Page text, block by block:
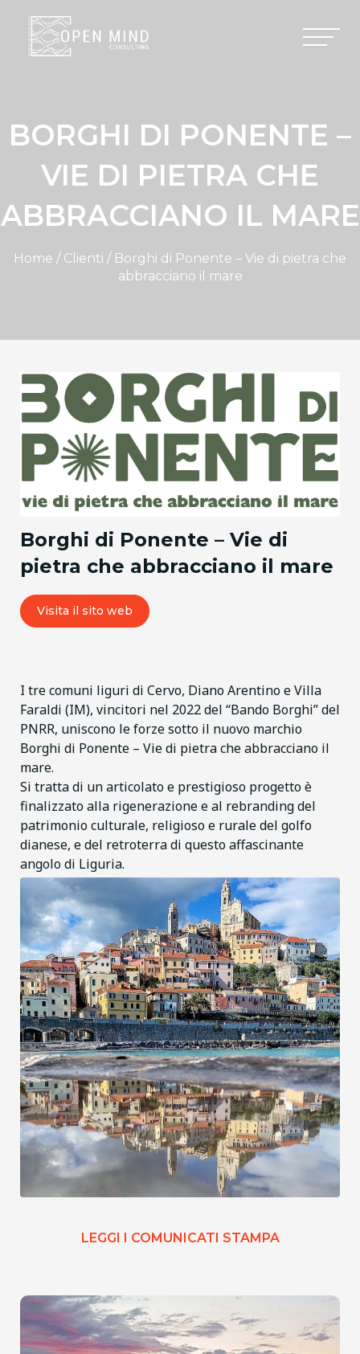
BORGHI DI PONENTE –
VIE DI PIETRA CHE
ABBRACCIANO IL MARE
Home / Clienti / Borghi di Ponente – Vie di pietra che
abbracciano il mare
Borghi di Ponente – Vie di
pietra che abbracciano il mare
Visita il sito web
I tre comuni liguri di Cervo, Diano Arentino e Villa
Faraldi (IM), vincitori nel 2022 del “Bando Borghi” del
PNRR, uniscono le forze sotto il nuovo marchio
Borghi di Ponente – Vie di pietra che abbracciano il
mare.
Si tratta di un articolato e prestigioso progetto è
finalizzato alla rigenerazione e al rebranding del
patrimonio culturale, religioso e rurale del golfo
dianese, e del retroterra di questo affascinante
angolo di Liguria.
LEGGI I COMUNICATI STAMPA